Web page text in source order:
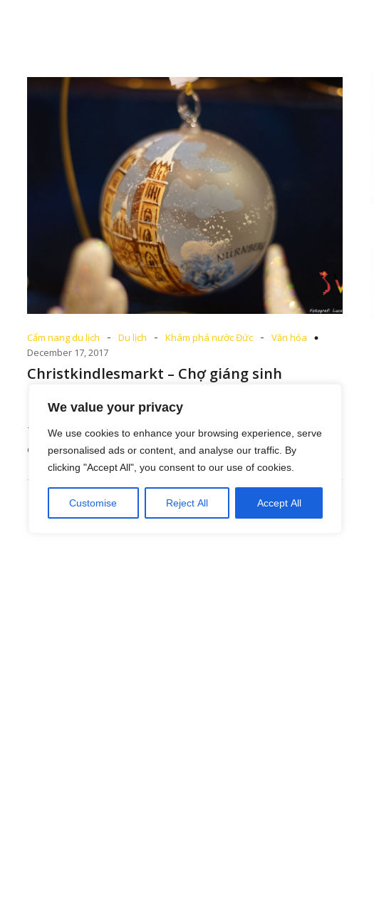
We value your privacy
We use cookies to enhance your browsing experience, serve
personalised ads or content, and analyse our traffic. By
clicking "Accept All", you consent to our use of cookies.
Customise Reject All Accept All
Cẩm nang du lịch - Du lịch - Khám phá nước Đức -
Văn hóa
December 17, 2017
Christkindlesmarkt – Chợ giáng sinh
Từ tuần đầu mùa vọng, không khí hội hè đã tràn ngập trong
các thành phố ở[…]